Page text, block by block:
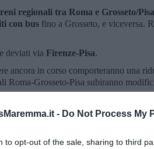
- Do Not Process My
to opt-out of the sale, sharing to third
regionali tra Roma e Grosseto/Pisa
con bus fino a Grosseto, e viceversa.
deviati via Firenze-Pisa.
ancora in corso comporteranno una
Roma-Grosseto-Pisa subiranno